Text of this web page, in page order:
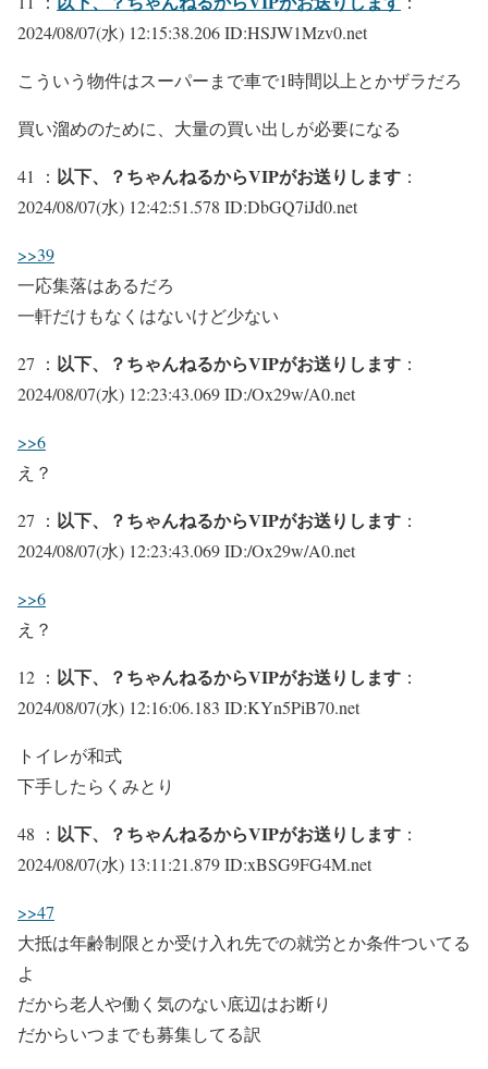
2024/08/07(水) 12:15:38.206 ID:HSJW1Mzv0.net
こういう物件はスーパーまで車で1時間以上とかザラだろ
買い溜めのために、大量の買い出しが必要になる
41 ： 以下、？ちゃんねるからVIPがお送りします ：
2024/08/07(水) 12:42:51.578 ID:DbGQ7iJd0.net
>>39
一応集落はあるだろ
一軒だけもなくはないけど少ない
27 ： 以下、？ちゃんねるからVIPがお送りします ：
2024/08/07(水) 12:23:43.069 ID:/Ox29w/A0.net
>>6
え？
27 ： 以下、？ちゃんねるからVIPがお送りします ：
2024/08/07(水) 12:23:43.069 ID:/Ox29w/A0.net
>>6
え？
12 ： 以下、？ちゃんねるからVIPがお送りします ：
2024/08/07(水) 12:16:06.183 ID:KYn5PiB70.net
トイレが和式
下手したらくみとり
48 ： 以下、？ちゃんねるからVIPがお送りします ：
2024/08/07(水) 13:11:21.879 ID:xBSG9FG4M.net
>>47
大抵は年齢制限とか受け入れ先での就労とか条件ついてる
よ
だから老人や働く気のない底辺はお断り
だからいつまでも募集してる訳